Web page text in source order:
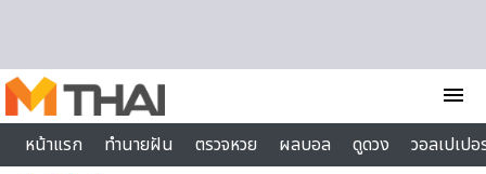
menu
หน้าแรก
ทำนายฝัน ตรวจหวย ผลบอล ดูดวง
วอลเปเป